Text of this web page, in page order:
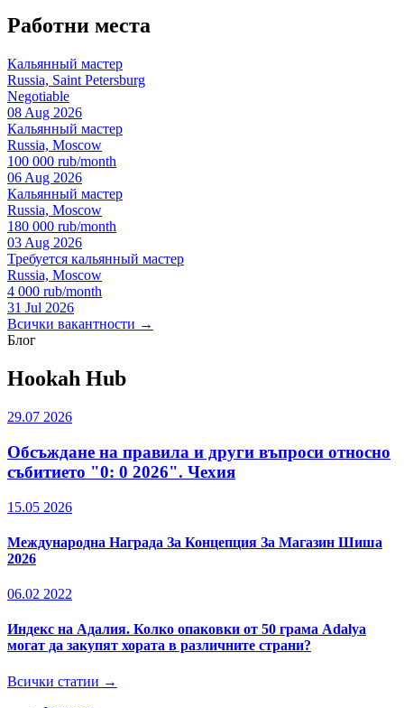
Работни места
Кальянный мастер
Russia, Saint Petersburg
Negotiable
08 Aug 2026
Кальянный мастер
Russia, Moscow
100 000 rub/month
06 Aug 2026
Кальянный мастер
Russia, Moscow
180 000 rub/month
03 Aug 2026
Требуется кальянный мастер
Russia, Moscow
4 000 rub/month
31 Jul 2026
Всички вакантности →
Блог
Hookah Hub
29.07 2026
Обсъждане на правила и други въпроси относно
събитието "0: 0 2026". Чехия
15.05 2026
Международна Награда За Концепция За Магазин Шиша
2026
06.02 2022
Индекс на Адалия. Колко опаковки от 50 грама Adalya
могат да закупят хората в различните страни?
Всички статии →